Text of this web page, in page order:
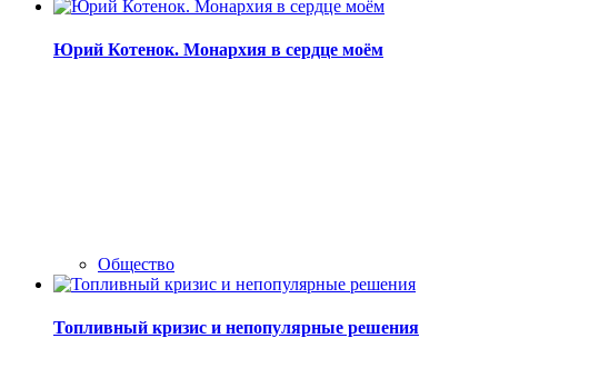
Юрий Котенок. Монархия в сердце моём
Общество
Топливный кризис и непопулярные решения